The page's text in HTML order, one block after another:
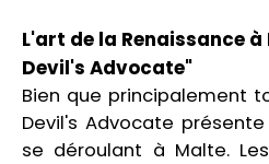
L'art de la Renaissance
Devil's Advocate"
Bien que principalement
Devil's Advocate
se déroulant à Malte.